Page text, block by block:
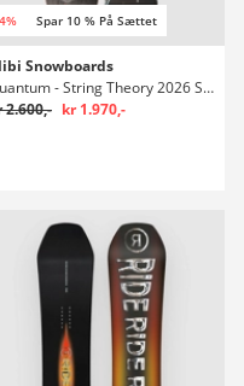
Spar 10 % På Sættet
Snowboards
Quantum - String Theory 2026 Snowboard
2.600,- kr 1.970,-